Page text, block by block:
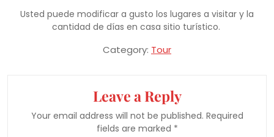
Usted puede modificar a gusto los lugares a visitar y la
cantidad de días en casa sitio turístico.
Category: Tour
Leave a Reply
Your email address will not be published. Required
fields are marked *